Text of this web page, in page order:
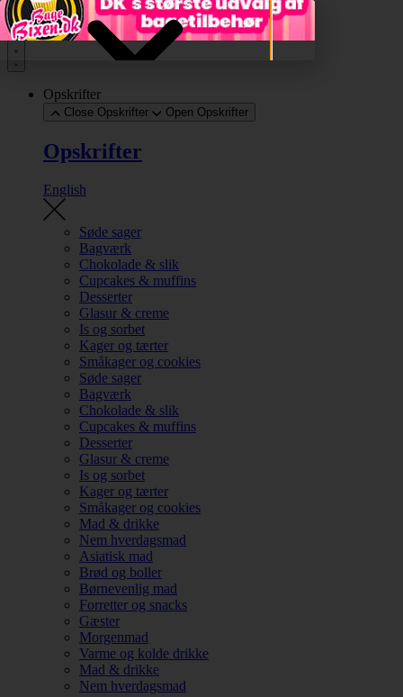
Videre til indhold
Opskrifter
Close Opskrifter Open Opskrifter
Opskrifter
English
Søde sager
Bagværk
Chokolade & slik
Cupcakes & muffins
Desserter
Glasur & creme
Is og sorbet
Kager og tærter
Småkager og cookies
Søde sager
Bagværk
Chokolade & slik
Cupcakes & muffins
Desserter
Glasur & creme
Is og sorbet
Kager og tærter
Småkager og cookies
Mad & drikke
Nem hverdagsmad
Asiatisk mad
Brød og boller
Børnevenlig mad
Forretter og snacks
Gæster
Morgenmad
Varme og kolde drikke
Mad & drikke
Nem hverdagsmad